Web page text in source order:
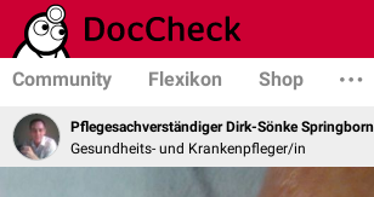
Community Flexikon Shop
Pflegesachverständiger Dirk-Sönke Springborn
Gesundheits- und Krankenpfleger/in